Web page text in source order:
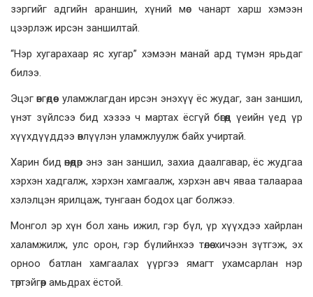
зэргийг адгийн араншин, хүний мөс чанарт харш хэмээн
цээрлэж ирсэн заншилтай.
“Нэр хугарахаар яс хугар” хэмээн манай ард түмэн ярьдаг
билээ.
Эцэг өвгөдөөс уламжлагдан ирсэн энэхүү ёс жудаг, зан заншил,
үнэт зүйлсээ бид хэзээ ч мартах ёсгүй бөгөөд үеийн үед үр
хүүхдүүддээ өвлүүлэн уламжлуулж байх учиртай.
Харин бид өнөөдөр энэ зан заншил, захиа даалгавар, ёс жудгаа
хэрхэн хадгалж, хэрхэн хамгаалж, хэрхэн авч яваа талаараа
хэлэлцэн ярилцаж, тунгаан бодох цаг болжээ.
Монгол эр хүн бол хань ижил, гэр бүл, үр хүүхдээ хайрлан
халамжилж, улс орон, гэр бүлийнхээ төлөө хичээн зүтгэж, эх
орноо батлан хамгаалах үүргээ ямагт ухамсарлан нэр
төртэйгөөр амьдрах ёстой.